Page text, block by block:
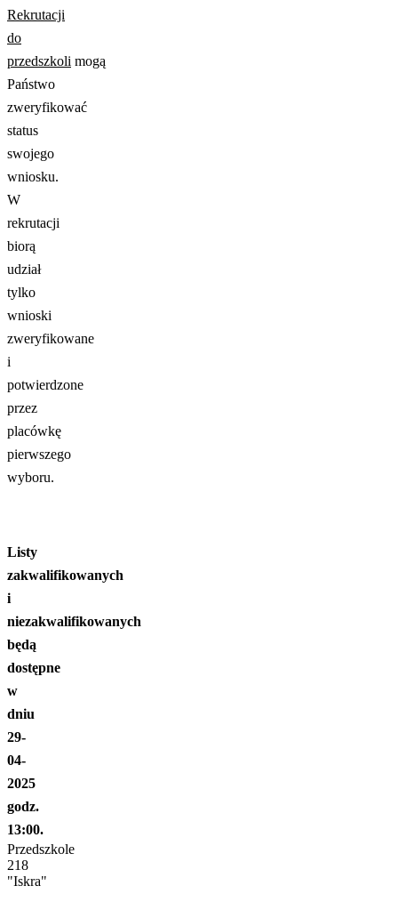
Rekrutacji
do
przedszkoli mogą
Państwo
zweryfikować
status
swojego
wniosku.
W
rekrutacji
biorą
udział
tylko
wnioski
zweryfikowane
i
potwierdzone
przez
placówkę
pierwszego
wyboru.
Listy
zakwalifikowanych
i
niezakwalifikowanych
będą
dostępne
w
dniu
29-
04-
2025
godz.
13:00.
Przedszkole
218
"Iskra"